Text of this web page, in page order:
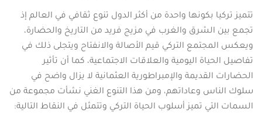
تتميز تركيا بكونها واحدة من أكثر الدول تنوع ثقافي في العالم إذ
تجمع بين الشرق والغرب في مزيج فريد من التاريخ والحضارة،
ويعكس المجتمع التركي قيم الأصالة والانفتاح ويتجلى ذلك في
تفاصيل الحياة اليومية والعلاقات الاجتماعية، كما أن تأثير
الحضارات القديمة والإمبراطورية العثمانية لا يزال واضح في
سلوك الناس وعاداتهم، ومن هذا التنوع الغني نشأت مجموعة من
السمات التي تميز أسلوب الحياة التركي وتتمثل في النقاط التالية: